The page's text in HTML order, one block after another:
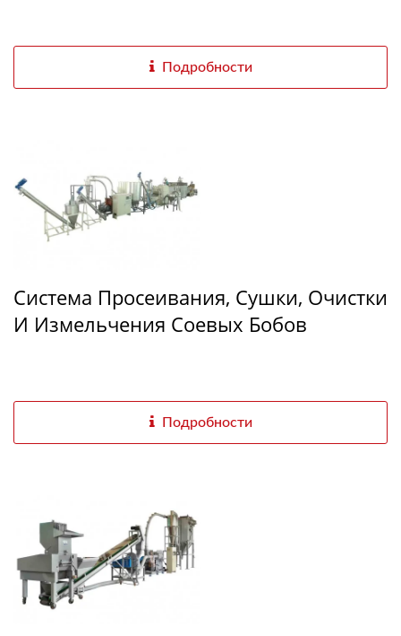
Подробности
Система Просеивания, Сушки, Очистки
И Измельчения Соевых Бобов
Подробности